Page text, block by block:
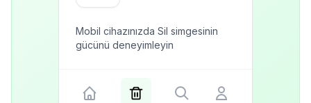
Mobil cihazınızda Sil simgesinin
gücünü deneyimleyin